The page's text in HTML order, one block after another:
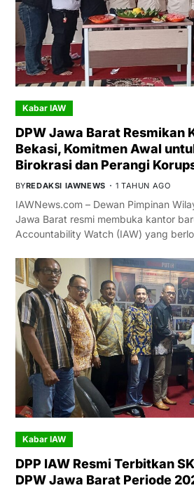
Kabar IAW
DPW Jawa Barat Resmikan
Bekasi, Komitmen Awal
Birokrasi dan Perangi
BYREDAKSI IAWNEWS 1 TAHUN AGO
IAWNews.com – Dewan Pimpinan
Jawa Barat resmi membuka kantor
Accountability Watch (IAW) yang
Kabar IAW
DPP IAW Resmi Terbitkan
DPW Jawa Barat Periode